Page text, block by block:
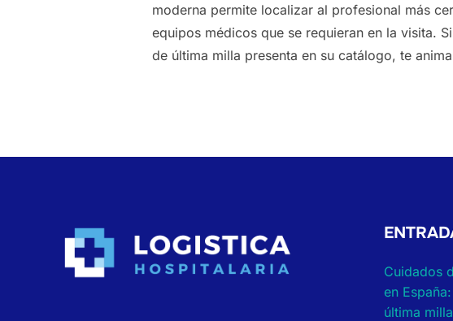
moderna permite localizar al profesional más
equipos médicos que se requieran en la visita.
de última milla presenta en su catálogo, te
Cuidados
en
última milla